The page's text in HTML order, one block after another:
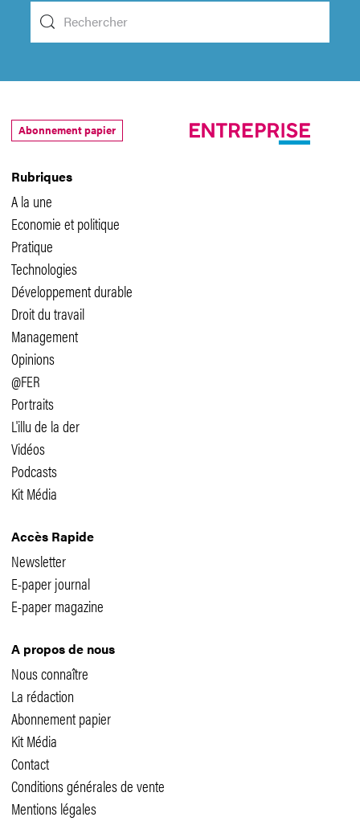
Rubriques
A la une
Economie et politique
Pratique
Technologies
Développement durable
Droit du travail
Management
Opinions
@FER
Portraits
L'illu de la der
Vidéos
Podcasts
Kit Média
Accès Rapide
Newsletter
E-paper journal
E-paper magazine
A propos de nous
Nous connaître
La rédaction
Abonnement papier
Kit Média
Contact
Conditions générales de vente
Mentions légales
Abonnement papier